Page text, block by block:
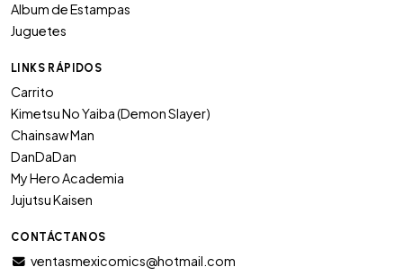
Album de Estampas
Juguetes
LINKS RÁPIDOS
Carrito
Kimetsu No Yaiba (Demon Slayer)
Chainsaw Man
DanDaDan
My Hero Academia
Jujutsu Kaisen
CONTÁCTANOS
ventasmexicomics@hotmail.com